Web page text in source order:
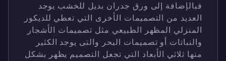
فبالإضافة إلى ورق جدران بديل للخشب يوجد
العديد من التصميمات الأخرى التي تعطي للديكور
المنزلي المظهر الطبيعي مثل تصميمات الأشجار
والنباتات أو تصميمات البحر والتى يوجد الكثير
منها ثلاثي الأبعاد التي تجعل التصميم يظهر بشكل